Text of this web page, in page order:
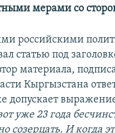
мерами со
российскими
статью под
материала,
Кыргызстана
допускает
уже 23 года
созерцать. И когда